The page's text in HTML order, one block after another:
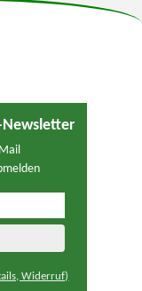
Widerruf)